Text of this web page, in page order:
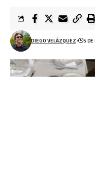
DIEGO VELÁZQUEZ 5 DE